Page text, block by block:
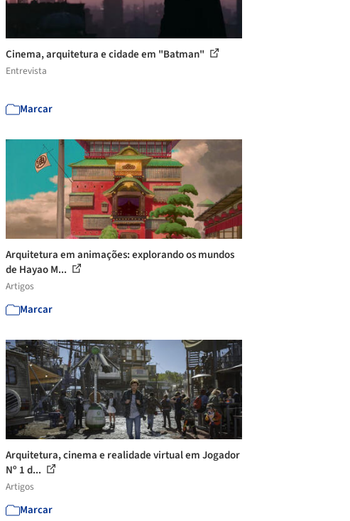
Cinema, arquitetura e cidade em "Batman"
Entrevista
Marcar
Arquitetura em animações: explorando os mundos
de Hayao M...
Artigos
Marcar
Arquitetura, cinema e realidade virtual em Jogador
Nº 1 d...
Artigos
Marcar